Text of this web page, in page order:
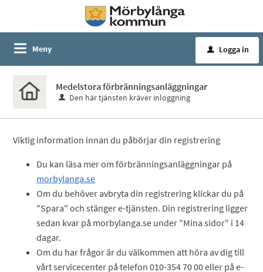
Meny u Logga in
Medelstora förbränningsanläggningar
Den här tjänsten kräver inloggning
Viktig information innan du påbörjar din registrering
Du kan läsa mer om förbränningsanläggningar på
morbylanga.se
Om du behöver avbryta din registrering klickar du på
"Spara" och stänger e-tjänsten. Din registrering ligger
sedan kvar på morbylanga.se under "Mina sidor" i 14
dagar.
Om du har frågor är du välkommen att höra av dig till
vårt servicecenter på telefon 010-354 70 00 eller på e-